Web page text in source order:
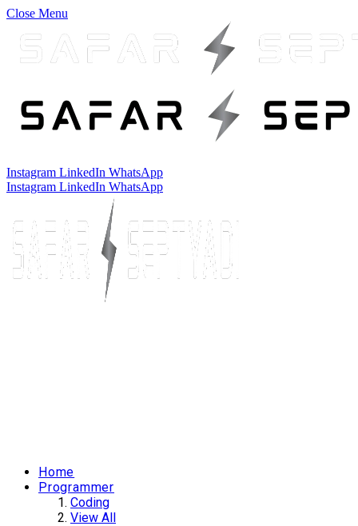
Close Menu
Instagram LinkedIn WhatsApp
Instagram LinkedIn WhatsApp
Home
Programmer
Coding
View All